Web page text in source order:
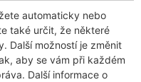
automaticky nebo
také určit, že některé
Další možností je změnit
aby se vám při každém
Další informace o